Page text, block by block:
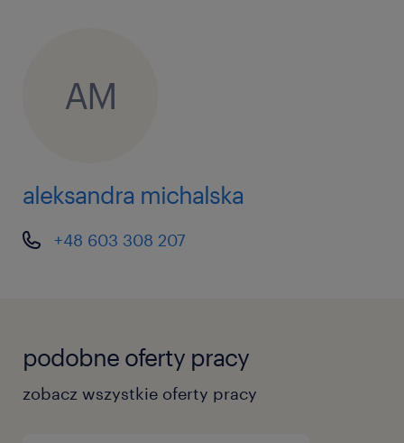
AM
aleksandra michalska
+48 603 308 207
podobne oferty pracy
zobacz wszystkie oferty pracy